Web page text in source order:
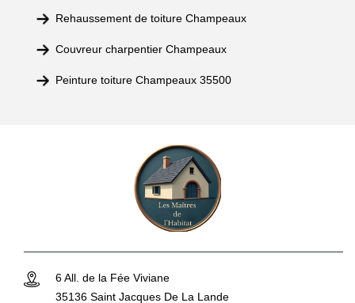
Rehaussement de toiture Champeaux
Couvreur charpentier Champeaux
Peinture toiture Champeaux 35500
6 All. de la Fée Viviane
35136 Saint Jacques De La Lande